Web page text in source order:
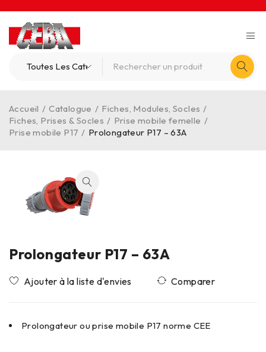
Accueil / Catalogue / Fiches, Modules, Socles /
Fiches, Prises & Socles / Prise mobile femelle /
Prise mobile P17 / Prolongateur P17 – 63A
Prolongateur P17 – 63A
Comparer
Prolongateur ou prise mobile P17 norme CEE